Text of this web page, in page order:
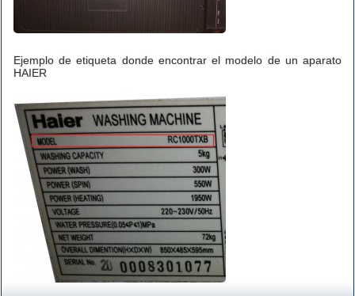
Ejemplo de etiqueta donde encontrar el modelo de un aparato
HAIER